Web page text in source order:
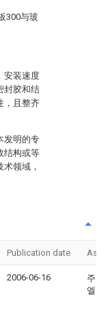
300与玻
安装速度
封胶和结
，且整齐
发明的专
结构或等
领域，
Publication date
2006-06-16
주식
엘지